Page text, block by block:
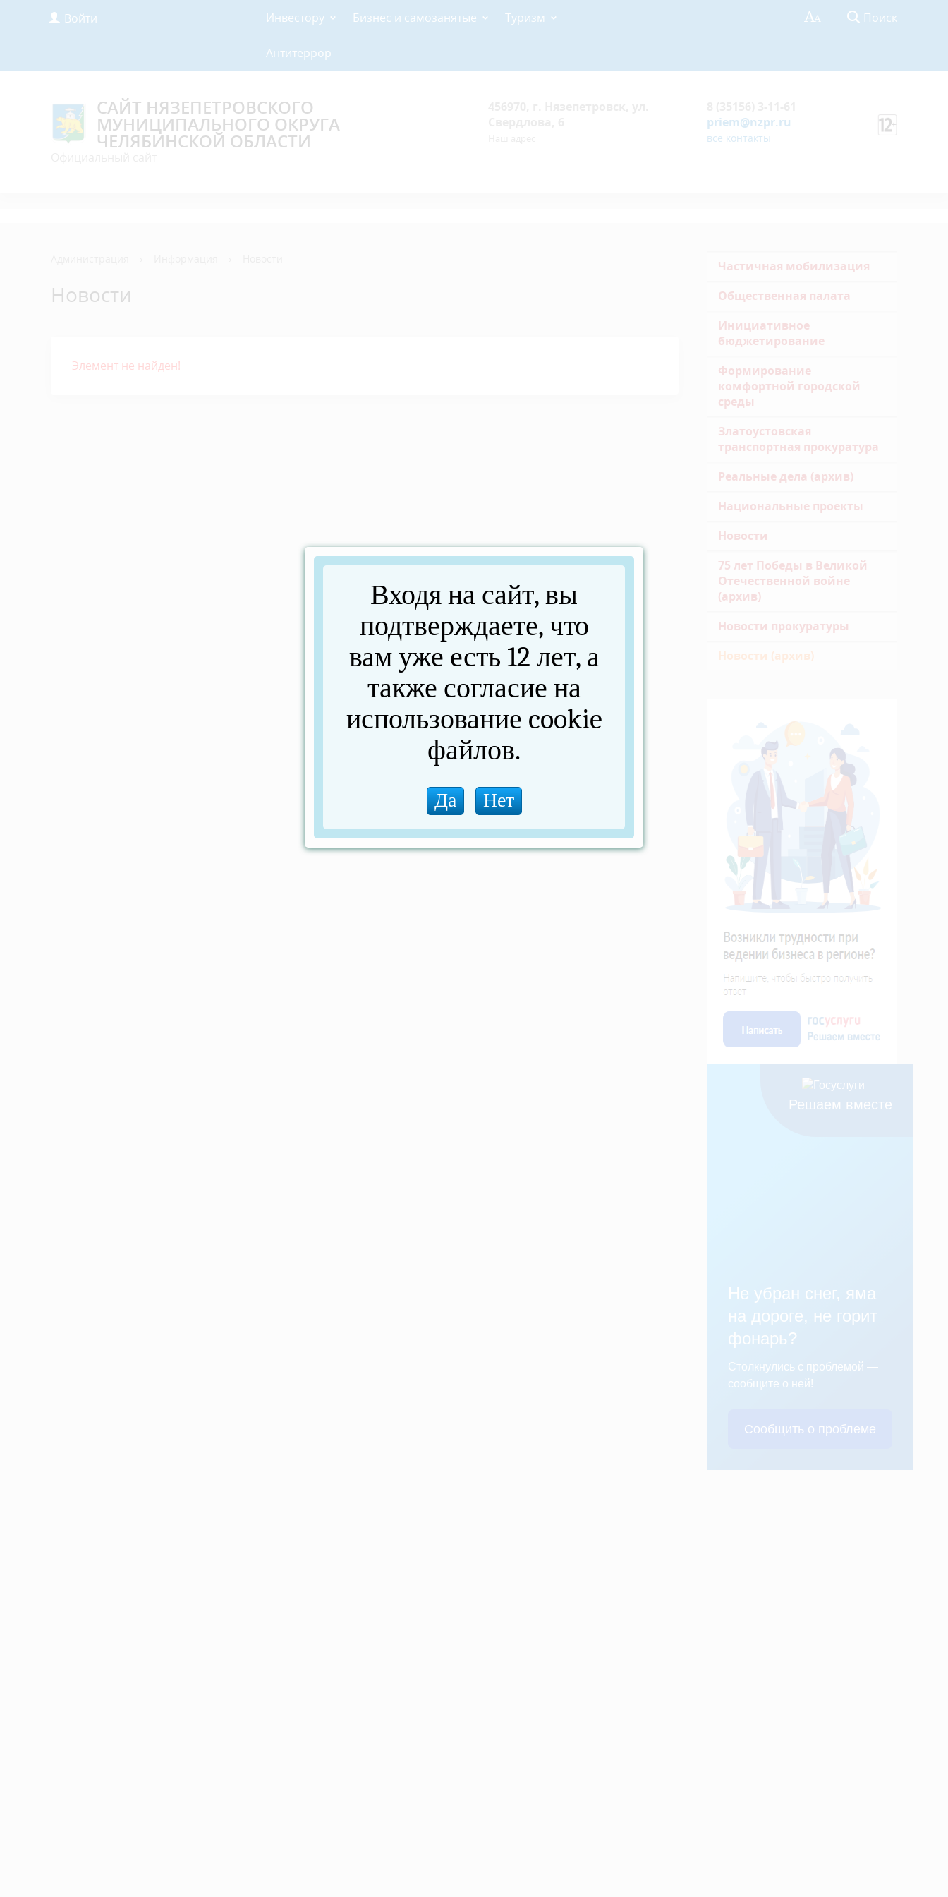
Войти Инвестору Бизнес и самозанятые Туризм
Антитеррор
Поиск
САЙТ НЯЗЕПЕТРОВСКОГО
МУНИЦИПАЛЬНОГО ОКРУГА
ЧЕЛЯБИНСКОЙ ОБЛАСТИ
priem@nzpr.ru
все контакты
Новости
Элемент не найден!
Частичная мобилизация
Общественная палата
Инициативное
бюджетирование
Формирование
комфортной городской
среды
Златоустовская
транспортная прокуратура
Реальные дела (архив)
Национальные проекты
Новости
75 лет Победы в Великой
Отечественной войне
(архив)
Новости прокуратуры
Новости (архив)
Решаем вместе
Не убран снег, яма
на дороге, не горит
фонарь?
Столкнулись с проблемой —
сообщите о ней!
Сообщить о проблеме
Входя на сайт, вы
подтверждаете, что
вам уже есть 12 лет, а
также согласие на
использование cookie
файлов.